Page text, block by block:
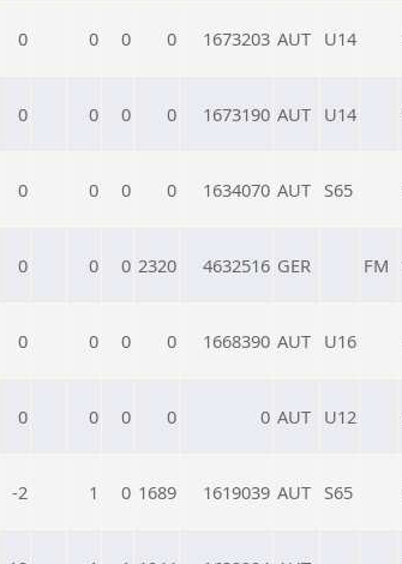
0 0 0 0 1673203 AUT U14
0 0 0 0 1673190 AUT U14
0 0 0 0 1634070 AUT S65
0 0 0 2320 4632516 GER FM
0 0 0 0 1668390 AUT U16
0 0 0 0 0 AUT U12
-2 1 0 1689 1619039 AUT S65